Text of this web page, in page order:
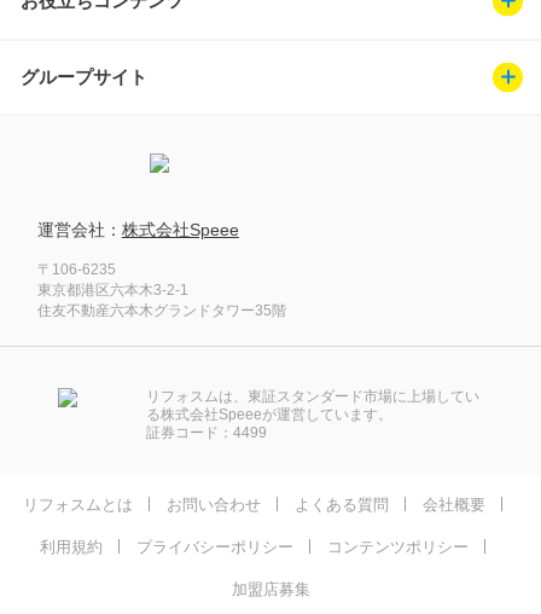
グループサイト
運営会社： 株式会社Speee
〒106-6235
東京都港区六本木3-2-1
住友不動産六本木グランドタワー35階
リフォスムは、東証スタンダード市場に上場してい
る株式会社Speeeが運営しています。
証券コード：4499
リフォスムとは お問い合わせ よくある質問 会社概要
利用規約 プライバシーポリシー コンテンツポリシー
加盟店募集